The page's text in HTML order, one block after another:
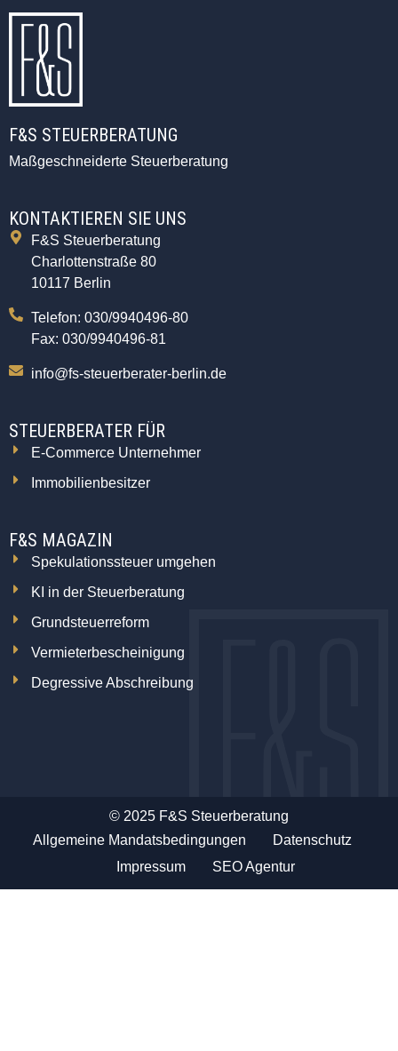
F&S STEUERBERATUNG
Maßgeschneiderte Steuerberatung
KONTAKTIEREN SIE UNS
F&S Steuerberatung
Charlottenstraße 80
10117 Berlin
Telefon: 030/9940496-80
Fax: 030/9940496-81
info@fs-steuerberater-berlin.de
STEUERBERATER FÜR
E-Commerce Unternehmer
Immobilienbesitzer
F&S MAGAZIN
Spekulationssteuer umgehen
KI in der Steuerberatung
Grundsteuerreform
Vermieterbescheinigung
Degressive Abschreibung
© 2025 F&S Steuerberatung
Allgemeine Mandatsbedingungen
Datenschutz
Impressum
SEO Agentur